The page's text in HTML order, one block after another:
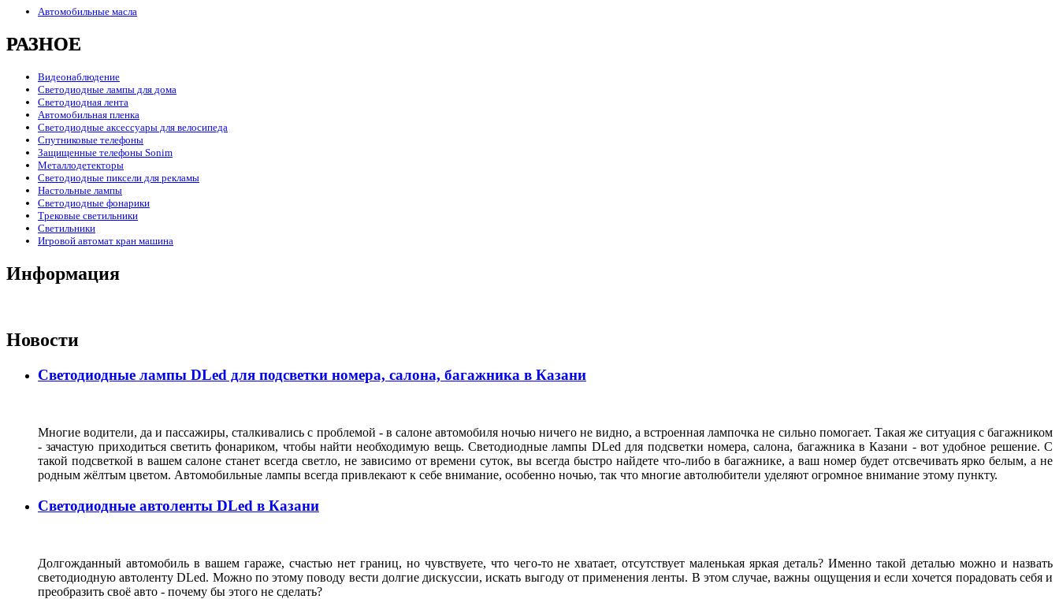
Автомобильные масла
РАЗНОЕ
Видеонаблюдение
Светодиодные лампы для дома
Светодиодная лента
Автомобильная пленка
Светодиодные аксессуары для велосипеда
Спутниковые телефоны
Защищенные телефоны Sonim
Металлодетекторы
Светодиодные пиксели для рекламы
Настольные лампы
Светодиодные фонарики
Трековые светильники
Светильники
Игровой автомат кран машина
Информация
Новости
Светодиодные лампы DLed для подсветки номера, салона, багажника в Казани
Многие водители, да и пассажиры, сталкивались с проблемой - в салоне автомобиля ночью ничего не видно, а встроенная лампочка не сильно помогает. Такая же ситуация с багажником
- зачастую приходиться светить фонариком, чтобы найти необходимую вещь. Светодиодные лампы DLed для подсветки номера, салона, багажника в Казани - вот удобное решение. С
такой подсветкой в вашем салоне станет всегда светло, не зависимо от времени суток, вы всегда быстро найдете что-либо в багажнике, а ваш номер будет отсвечивать ярко белым, а не
родным жёлтым цветом. Автомобильные лампы всегда привлекают к себе внимание, особенно ночью, так что многие автолюбители уделяют огромное внимание этому пункту.
Светодиодные автоленты DLed в Казани
Долгожданный автомобиль в вашем гараже, счастью нет границ, но чувствуете, что чего-то не хватает, отсутствует маленькая яркая деталь? Именно такой деталью можно и назвать
светодиодную автоленту DLed. Можно по этому поводу вести долгие дискуссии, искать выгоду от применения ленты. В этом случае, важны ощущения и если хочется порадовать себя и
преобразить своё авто - почему бы этого не сделать?